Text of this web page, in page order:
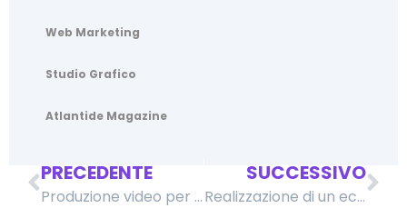
Web Marketing
Studio Grafico
Atlantide Magazine
PRECEDENTE
Produzione video per i social per Volumna
SUCCESSIVO
Realizzazione di un ecommerce per L’Occhialaio